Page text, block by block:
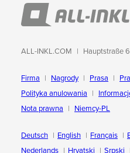
ALL-INKL.COM Hauptstraße
Firma Nagrody Prasa
Polityka anulowania
Nota prawna
Niemcy-PL
Deutsch English Français
Nederlands
Hrvatski Srpski